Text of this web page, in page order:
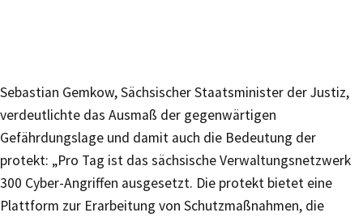
Sebastian Gemkow, Sächsischer Staatsminister der Justiz,
verdeutlichte das Ausmaß der gegenwärtigen
Gefährdungslage und damit auch die Bedeutung der
protekt: „Pro Tag ist das sächsische Verwaltungsnetzwerk
300 Cyber-Angriffen ausgesetzt. Die protekt bietet eine
Plattform zur Erarbeitung von Schutzmaßnahmen, die